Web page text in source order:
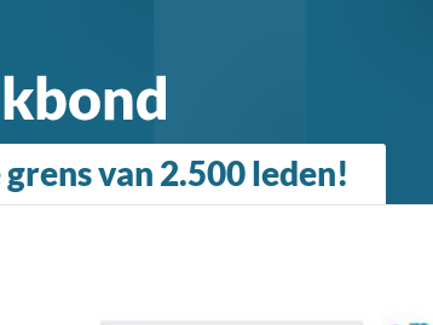
van 2.500 leden!